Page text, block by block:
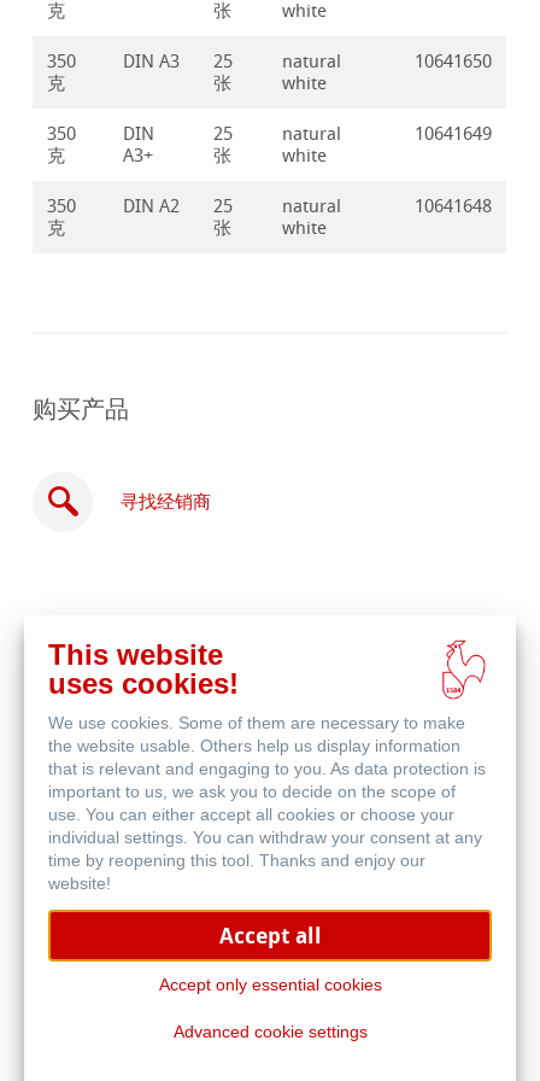
克 张 white
350
克
DIN A3
25
张
natural
white
10641650
350
克
DIN
A3+
25
张
natural
white
10641649
350
克
DIN A2
25
张
natural
white
10641648
购买产品
寻找经销商
线
购
买
相关产品
This website
uses cookies!
We use cookies. Some of them are necessary to make
the website usable. Others help us display information
that is relevant and engaging to you. As data protection is
important to us, we ask you to decide on the scope of
use. You can either accept all cookies or choose your
individual settings. You can withdraw your consent at any
time by reopening this tool. Thanks and enjoy our
website!
Accept all
Accept only essential cookies
Advanced cookie settings